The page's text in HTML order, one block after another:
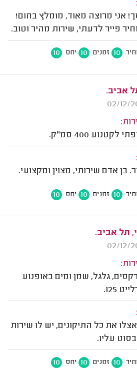
אני מרוצה מאוד, מומלץ בחום!
פייר לדעתי, שירות מהיר וטוב.
10 זמנים 10 יחס 10
אביב.
400 סמ"ק.
בן אדם שירותי, מצוין ומקצועי.
10 זמנים 10 יחס 10
תל אביב.
גלגל, שמן ומים באופנוע
125.
את כל התיקונים, יש לו שירות
עליו.
10 זמנים 10 יחס 10